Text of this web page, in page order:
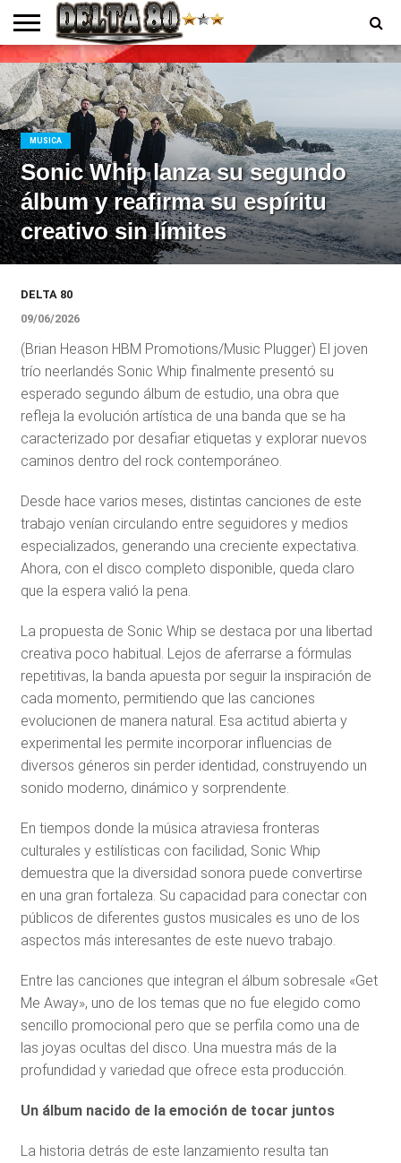
ENTREVISTAS
PREMIOS
PRODUCCIONES
PROGRAMACION
CONTACTO
HOMEPAGE
MUSICA
Sonic Whip lanza su segundo
álbum y reafirma su espíritu
creativo sin límites
DELTA 80
09/06/2026
(Brian Heason HBM Promotions/Music Plugger) El joven
trío neerlandés Sonic Whip finalmente presentó su
esperado segundo álbum de estudio, una obra que
refleja la evolución artística de una banda que se ha
caracterizado por desafiar etiquetas y explorar nuevos
caminos dentro del rock contemporáneo.
Desde hace varios meses, distintas canciones de este
trabajo venían circulando entre seguidores y medios
especializados, generando una creciente expectativa.
Ahora, con el disco completo disponible, queda claro
que la espera valió la pena.
La propuesta de Sonic Whip se destaca por una libertad
creativa poco habitual. Lejos de aferrarse a fórmulas
repetitivas, la banda apuesta por seguir la inspiración de
cada momento, permitiendo que las canciones
evolucionen de manera natural. Esa actitud abierta y
experimental les permite incorporar influencias de
diversos géneros sin perder identidad, construyendo un
sonido moderno, dinámico y sorprendente.
En tiempos donde la música atraviesa fronteras
culturales y estilísticas con facilidad, Sonic Whip
demuestra que la diversidad sonora puede convertirse
en una gran fortaleza. Su capacidad para conectar con
públicos de diferentes gustos musicales es uno de los
aspectos más interesantes de este nuevo trabajo.
Entre las canciones que integran el álbum sobresale «Get
Me Away», uno de los temas que no fue elegido como
sencillo promocional pero que se perfila como una de
las joyas ocultas del disco. Una muestra más de la
profundidad y variedad que ofrece esta producción.
Un álbum nacido de la emoción de tocar juntos
La historia detrás de este lanzamiento resulta tan